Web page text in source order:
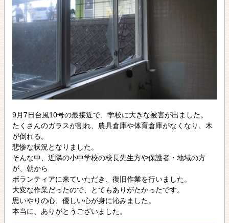
9月7日台風10号の最接近で、学校に大きな被害が出ました。
たくさんのガラスが割れ、農具倉庫や体育倉庫がなくなり、木
が倒れる。
悲惨な状況となりました。
そんな中、近隣の小中学校の校長先生方や保護者・地域の方
が、朝から
ボランティアに来ていただき、復旧作業を行いました。
大変な作業だったので、とてもありがたかったです。
思いやりの心、優しい心が身に沁みました。
本当に、ありがとうございました。